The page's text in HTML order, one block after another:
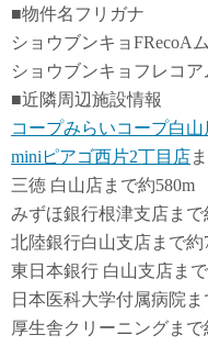
■物件名フリガナ
ショウブンキョFRecoA
ショウブンキョフレコ
■近隣周辺施設情報
コープみらいコープ白山
miniピアゴ西片2丁目店
三徳 白山店まで約580m
みずほ銀行根津支店まで
北陸銀行白山支店まで約
東日本銀行 白山支店ま
日本医科大学付属病院ま
厚生舎クリーニングまで